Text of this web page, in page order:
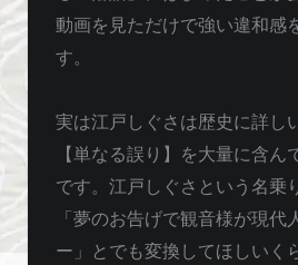
動画を見ただけで強い違和感
す。
実は江戸しぐさは歴史に詳し
【単なる誤り】を大量に含ん
です。江戸しぐさという名乗
「夢のお告げで観音様が現代
ー」とでも変換してほしいく